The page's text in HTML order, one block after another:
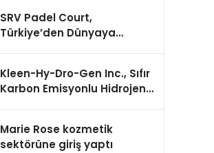
SRV Padel Court,
Türkiye’den Dünyaya
Kleen-Hy-Dro-Gen Inc., Sıfır
Karbon Emisyonlu Hidrojen
Aldı
Marie Rose kozmetik
sektörüne giriş yaptı